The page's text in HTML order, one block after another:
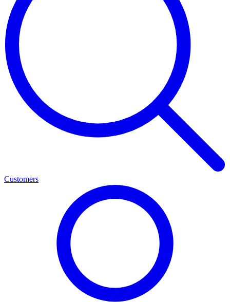
Customers